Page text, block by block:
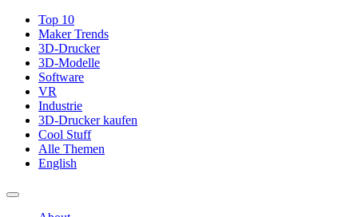
Top 10
Maker Trends
3D-Drucker
3D-Modelle
Software
VR
Industrie
3D-Drucker kaufen
Cool Stuff
Alle Themen
English